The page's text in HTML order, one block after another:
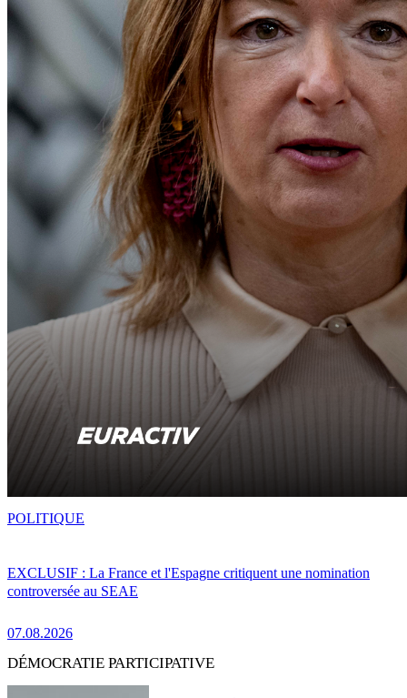
EXCLUSIF : La France et l'Espagne critiquent une nomination
controversée au SEAE
07.08.2026
POLITIQUE
DÉMOCRATIE PARTICIPATIVE